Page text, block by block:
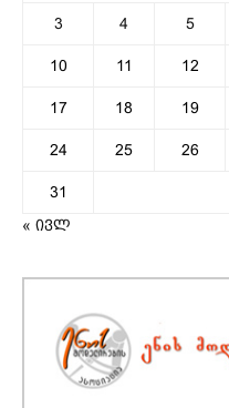
3 4 5
10 11 12
17 18 19
24 25 26
31
« ივლ